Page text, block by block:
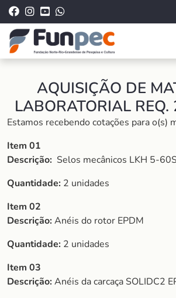
AQUISIÇÃO DE
LABORATORIAL
Estamos recebendo cotações para o(s)
Item 01
Descrição: Selos mecânicos LKH 5-
Quantidade: 2 unidades
Item 02
Descrição:Anéis do rotor EPDM
Quantidade: 2 unidades
Item 03
Descrição:Anéis da carcaça SOLIDC2